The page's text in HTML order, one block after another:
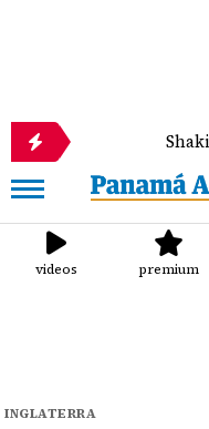
Shakira
videos premium
INGLATERRA